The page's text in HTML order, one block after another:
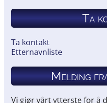
Ta
Ta kontakt
Etternavnliste
Melding
Vi gjør vårt ytterste for å